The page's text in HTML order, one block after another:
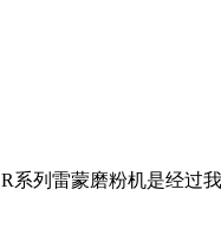
列雷蒙磨粉机是经过